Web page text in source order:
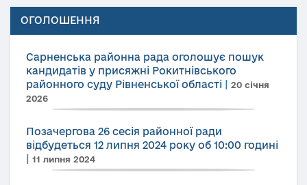
ОГОЛОШЕННЯ
Сарненська районна рада оголошує пошук
кандидатів у присяжні Рокитнівського
районного суду Рівненської області
20 січня
2026
Позачергова 26 сесія районної ради
відбудеться 12 липня 2024 року об 10:00 годині
11 липня 2024